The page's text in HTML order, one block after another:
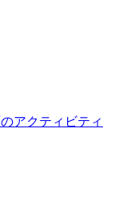
アクティビティ